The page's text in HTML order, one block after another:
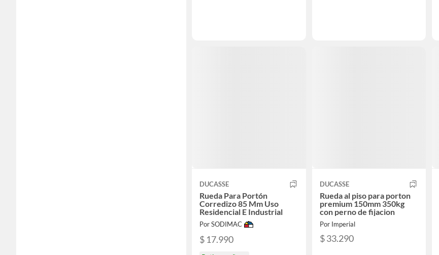
DUCASSE
Rueda Para Portón
Corredizo 85 Mm Uso
Residencial E Industrial
Por SODIMAC
$ 17.990
DUCASSE
Rueda al piso para porton
premium 150mm 350kg
con perno de fijacion
Por Imperial
$ 33.290